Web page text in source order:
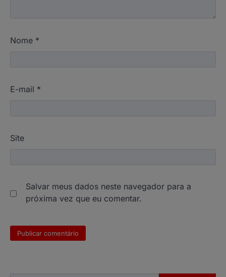
Nome *
E-mail *
Site
Salvar meus dados neste navegador para a
próxima vez que eu comentar.